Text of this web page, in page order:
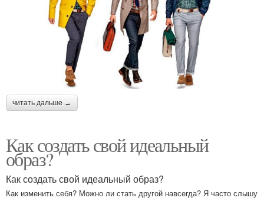
читать дальше →
Как создать свой идеальный
образ?
Как создать свой идеальный образ?
Как изменить себя? Можно ли стать другой навсегда? Я часто слышу